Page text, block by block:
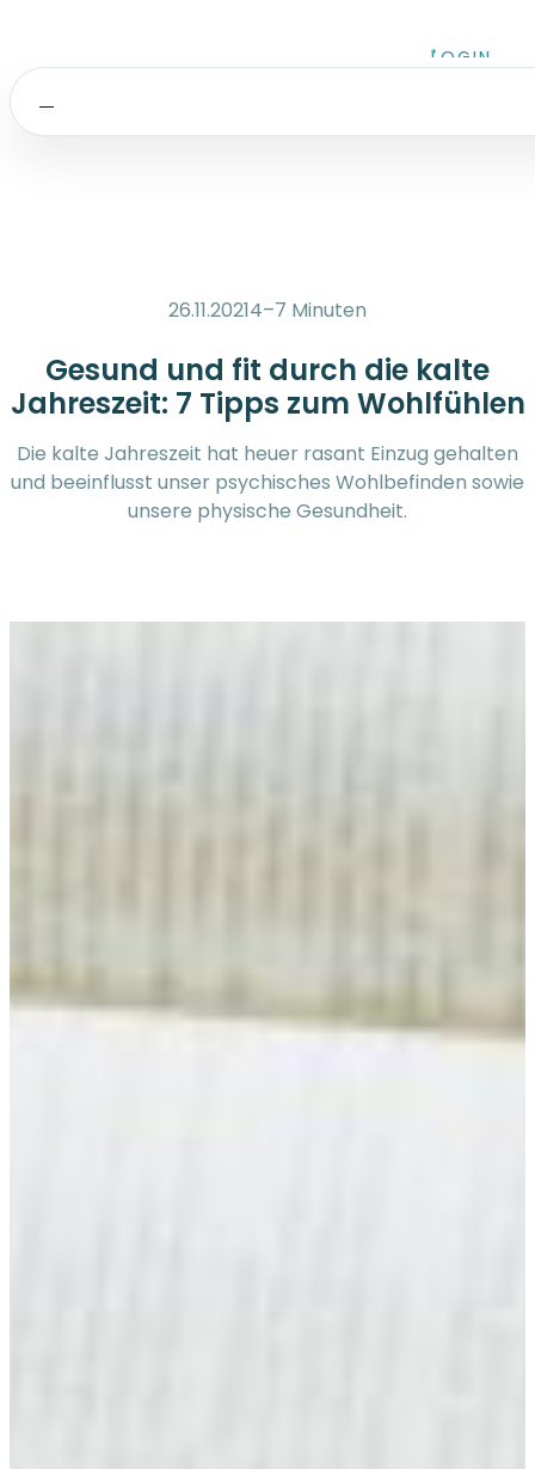
LOGIN
26.11.20214–7 Minuten
Gesund und fit durch die kalte
Jahreszeit: 7 Tipps zum Wohlfühlen
Die kalte Jahreszeit hat heuer rasant Einzug gehalten
und beeinflusst unser psychisches Wohlbefinden sowie
unsere physische Gesundheit.